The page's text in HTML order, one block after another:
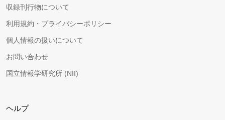
収録刊行物について
利用規約・プライバシーポリシー
個人情報の扱いについて
お問い合わせ
国立情報学研究所 (NII)
ヘルプ